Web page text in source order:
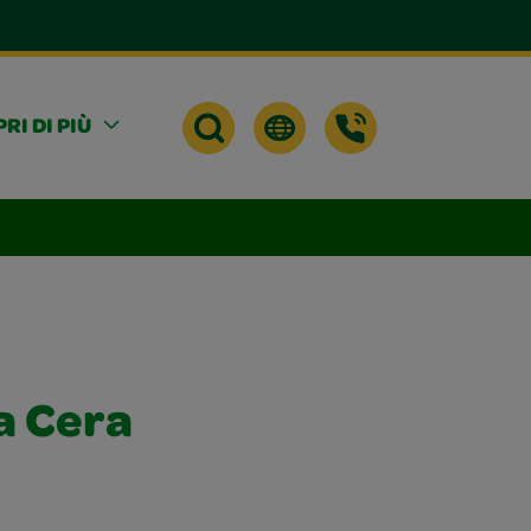
DI PIÙ
Cera